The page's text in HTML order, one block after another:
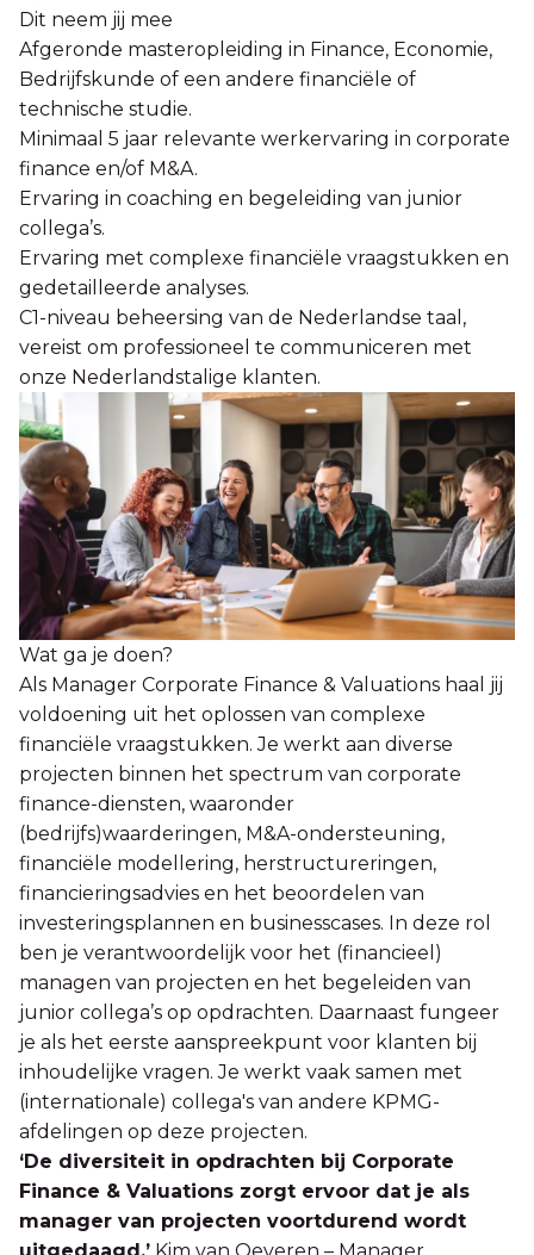
Dit neem jij mee
Afgeronde masteropleiding in Finance, Economie,
Bedrijfskunde of een andere financiële of
technische studie.
Minimaal 5 jaar relevante werkervaring in corporate
finance en/of M&A.
Ervaring in coaching en begeleiding van junior
collega’s.
Ervaring met complexe financiële vraagstukken en
gedetailleerde analyses.
C1-niveau beheersing van de Nederlandse taal,
vereist om professioneel te communiceren met
onze Nederlandstalige klanten.
Wat ga je doen?
Als Manager Corporate Finance & Valuations haal jij
voldoening uit het oplossen van complexe
financiële vraagstukken. Je werkt aan diverse
projecten binnen het spectrum van corporate
finance-diensten, waaronder
(bedrijfs)waarderingen, M&A-ondersteuning,
financiële modellering, herstructureringen,
financieringsadvies en het beoordelen van
investeringsplannen en businesscases. In deze rol
ben je verantwoordelijk voor het (financieel)
managen van projecten en het begeleiden van
junior collega’s op opdrachten. Daarnaast fungeer
je als het eerste aanspreekpunt voor klanten bij
inhoudelijke vragen. Je werkt vaak samen met
(internationale) collega's van andere KPMG-
afdelingen op deze projecten.
‘De diversiteit in opdrachten bij Corporate
Finance & Valuations zorgt ervoor dat je als
manager van projecten voortdurend wordt